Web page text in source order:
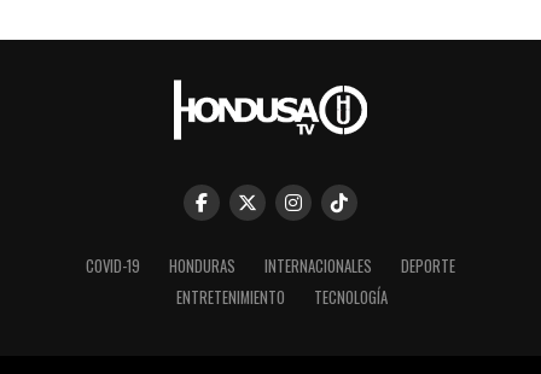
COVID-19 HONDURAS INTERNACIONALES
DEPORTE
ENTRETENIMIENTO
TECNOLOGÍA